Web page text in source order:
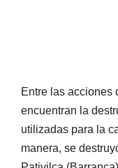
Entre las acciones
encuentran la
utilizadas para la
manera, se